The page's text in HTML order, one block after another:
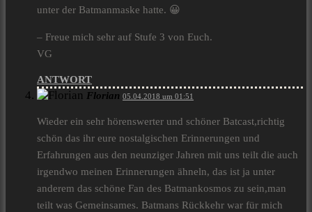
unter der Batmanmaske hatte. 😀
– Freue mich sehr auf Stufe 3 von Euch.
VG
ANTWORT
Florian 05.04.2018 um 01:51
Wieder ein sehr hörenswerter und schöner Batcast,richtig
schön das ihr eure nostalgischen Erinnerungen und
Erfahrungen aus den neunziger Jahren mit uns teilt die auch
irgendwo meinen Erinnerungen ähneln, das ist ja unter
anderem das schöne Fan des Batmankosmos zu sein,man
teilt was Gemeinsames. Batmans Rückkehr war für mich